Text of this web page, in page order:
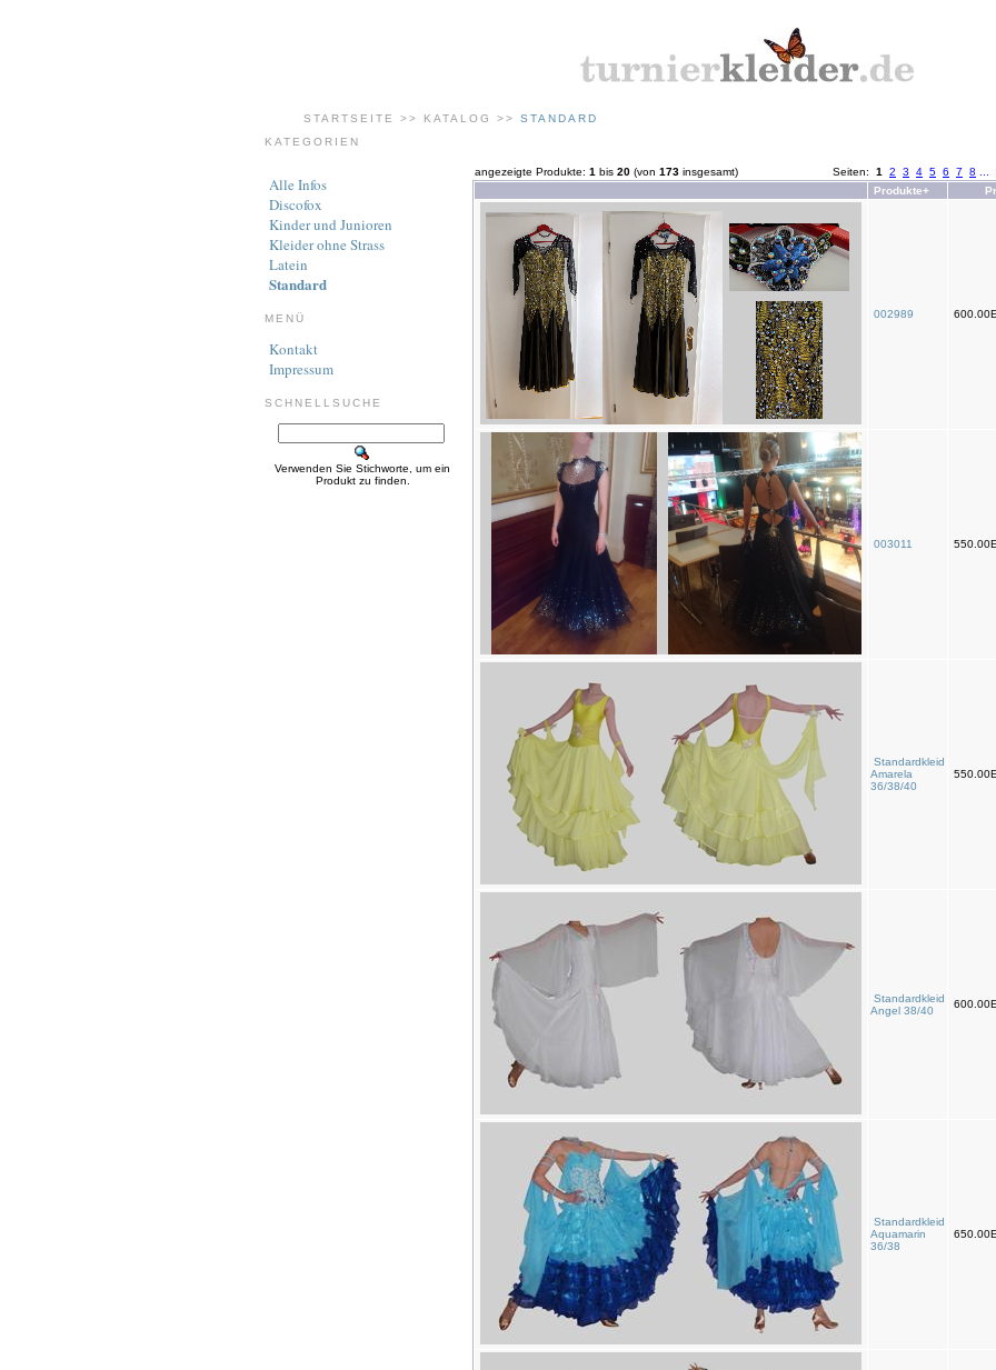
STARTSEITE >> KATALOG >> STANDARD
KATEGORIEN
Alle Infos
Discofox
Kinder und Junioren
Kleider ohne Strass
Latein
Standard
MENÜ
Kontakt
Impressum
SCHNELLSUCHE
Verwenden Sie Stichworte, um ein
Produkt zu finden.
angezeigte Produkte: 1 bis 20 (von 173 insgesamt) Seiten: 1 2 3 4 5 6 7 8
Produkte+
002989
003011
Standardkleid
Amarela
36/38/40
Standardkleid
Angel 38/40
Standardkleid
Aquamarin
36/38